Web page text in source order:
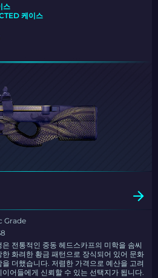
스
케이스
Grade
은 전통적인 중동 헤드스카프의 미학을 솜씨
한 화려한 황금 패턴으로 장식되어 있어 문화
을 더했습니다. 저렴한 가격으로 예산을 고려
이어들에게 신뢰할 수 있는 선택지가 됩니다.